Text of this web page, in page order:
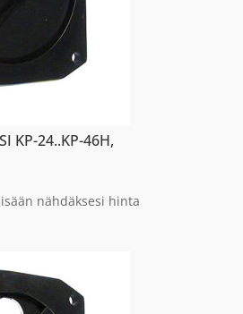
KP-24..KP-46H,
nähdäksesi hinta